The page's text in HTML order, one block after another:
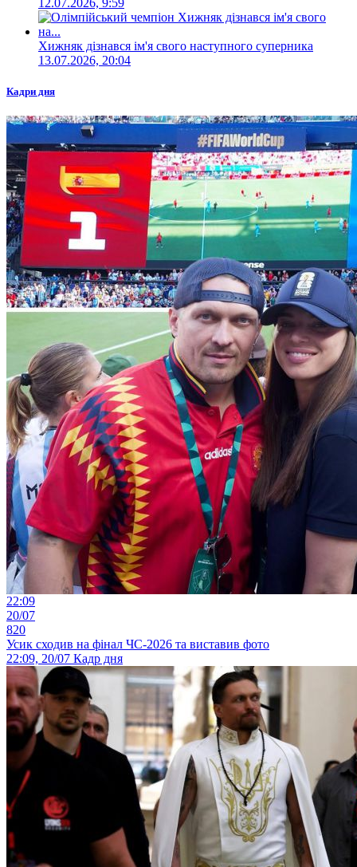
12.07.2026, 9:59
Хижняк дізнався ім'я свого наступного суперника
13.07.2026, 20:04
Кадри дня
22:09
20/07
820
Усик сходив на фінал ЧС-2026 та виставив фото
22:09, 20/07 Кадр дня